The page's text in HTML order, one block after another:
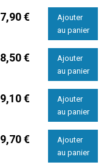
7,90 €
8,50 €
9,10 €
9,70 €